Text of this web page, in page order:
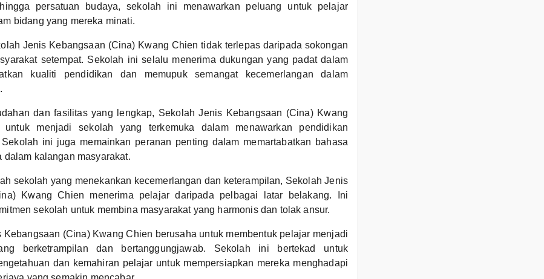
persatuan budaya, sekolah ini menawarkan peluang untuk pelajar
bidang yang mereka minati.
Jenis Kebangsaan (Cina) Kwang Chien tidak terlepas daripada sokongan
setempat. Sekolah ini selalu menerima dukungan yang padat dalam
kualiti pendidikan dan memupuk semangat kecemerlangan dalam
dan fasilitas yang lengkap, Sekolah Jenis Kebangsaan (Cina) Kwang
untuk menjadi sekolah yang terkemuka dalam menawarkan pendidikan
ini juga memainkan peranan penting dalam memartabatkan bahasa
dalam kalangan masyarakat.
sekolah yang menekankan kecemerlangan dan keterampilan, Sekolah Jenis
Kwang Chien menerima pelajar daripada pelbagai latar belakang. Ini
sekolah untuk membina masyarakat yang harmonis dan tolak ansur.
Kebangsaan (Cina) Kwang Chien berusaha untuk membentuk pelajar menjadi
berketrampilan dan bertanggungjawab. Sekolah ini bertekad untuk
dan kemahiran pelajar untuk mempersiapkan mereka menghadapi